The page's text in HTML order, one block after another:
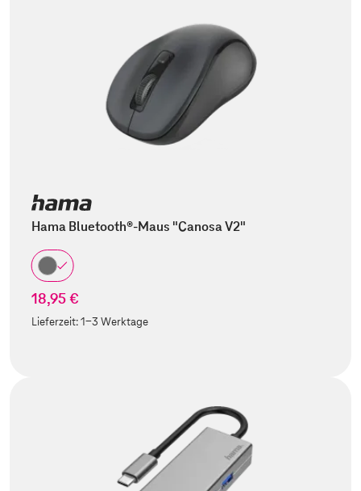
Hama Bluetooth®-Maus "Canosa V2"
18,95 €
Lieferzeit:1-3 Werktage